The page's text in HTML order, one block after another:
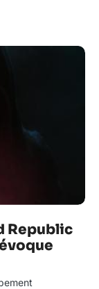
Republic